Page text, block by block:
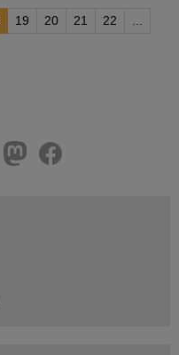
19 20 21 22